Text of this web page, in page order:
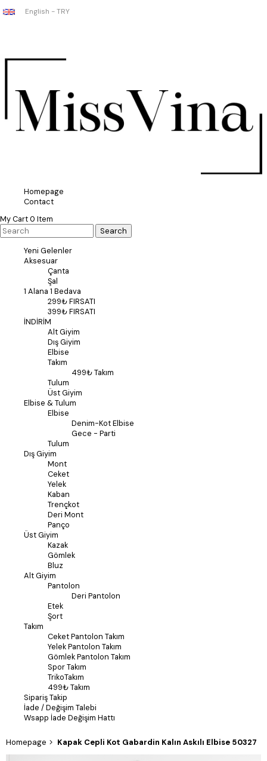
English - TRY
Homepage
Contact
My Cart0 Item
Yeni Gelenler
Aksesuar
Çanta
Şal
1 Alana 1 Bedava
299₺ FIRSATI
399₺ FIRSATI
İNDİRİM
Alt Giyim
Dış Giyim
Elbise
Takım
499₺ Takım
Tulum
Üst Giyim
Elbise & Tulum
Elbise
Denim-Kot Elbise
Gece - Parti
Tulum
Dış Giyim
Mont
Ceket
Yelek
Kaban
Trençkot
Deri Mont
Panço
Üst Giyim
Kazak
Gömlek
Bluz
Alt Giyim
Pantolon
Deri Pantolon
Etek
Şort
Takım
Ceket Pantolon Takım
Yelek Pantolon Takım
Gömlek Pantolon Takım
Spor Takım
TrikoTakım
499₺ Takım
Sipariş Takip
İade / Değişim Talebi
Wsapp İade Değişim Hattı
Homepage Kapak Cepli Kot Gabardin Kalın Askılı Elbise 50327